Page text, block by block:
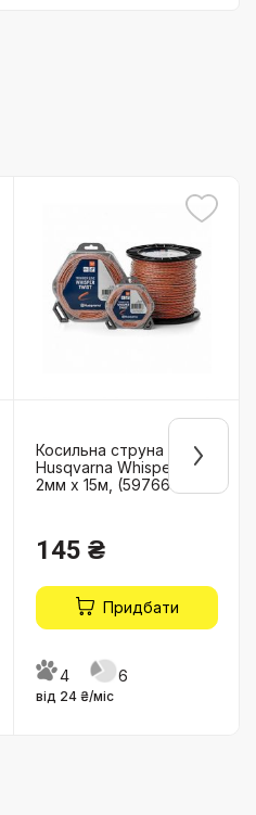
Косильна струна
Husqvarna Whisper Twist
2мм x 15м, (5976691-10)
145 ₴
Придбати
4 6
від 24 ₴/міс